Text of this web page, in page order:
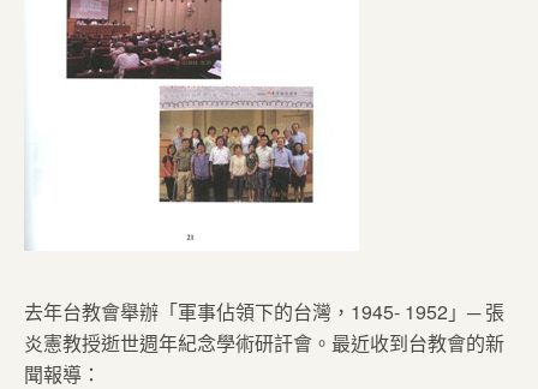
去年台教會舉辦「軍事佔領下的台灣，1945- 1952」─ 張
炎憲教授逝世週年紀念學術研訐會。最近收到台教會的新
聞報導：